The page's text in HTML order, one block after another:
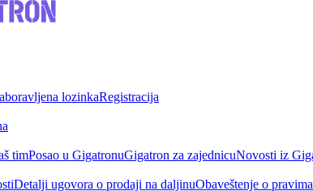
lozinkaRegistracija
timPosao u GigatronuGigatron za zajednicuNovosti iz
Detalji ugovora o prodaji na daljinuObaveštenje o